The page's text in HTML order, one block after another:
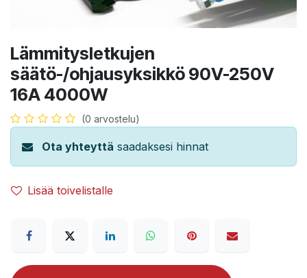
Lämmitysletkujen
säätö-/ohjausyksikkö 90V-250V
16A 4000W
(0 arvostelu)
Ota yhteyttä saadaksesi hinnat
Lisää toivelistalle